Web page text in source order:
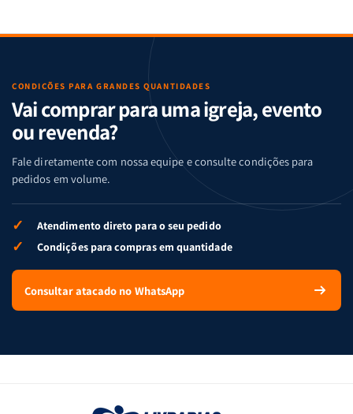
CONDIÇÕES PARA GRANDES QUANTIDADES
Vai comprar para uma igreja, evento
ou revenda?
Fale diretamente com nossa equipe e consulte condições para
pedidos em volume.
✓ Atendimento direto para o seu pedido
✓ Condições para compras em quantidade
Consultar atacado no WhatsApp